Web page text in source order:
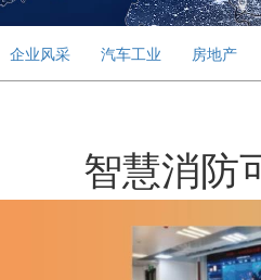
企业风采 汽车工业 房地产
智慧消防